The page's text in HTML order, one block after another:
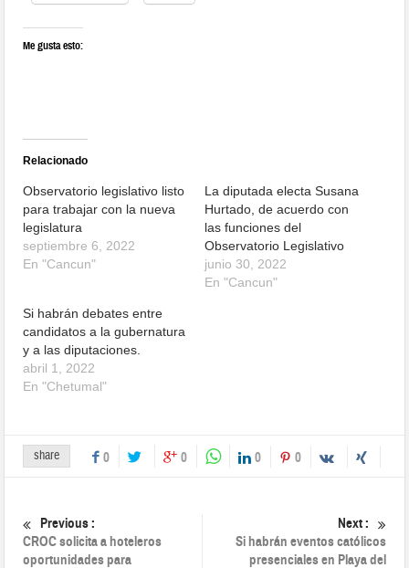
Me gusta esto:
Relacionado
Observatorio legislativo listo
para trabajar con la nueva
legislatura
septiembre 6, 2022
En "Cancun"
La diputada electa Susana
Hurtado, de acuerdo con
las funciones del
Observatorio Legislativo
junio 30, 2022
En "Cancun"
Si habrán debates entre
candidatos a la gubernatura
y a las diputaciones.
abril 1, 2022
En "Chetumal"
share 0 0 0 0
Previous :
CROC solicita a hoteleros
oportunidades para
Next :
Si habrán eventos católicos
presenciales en Playa del